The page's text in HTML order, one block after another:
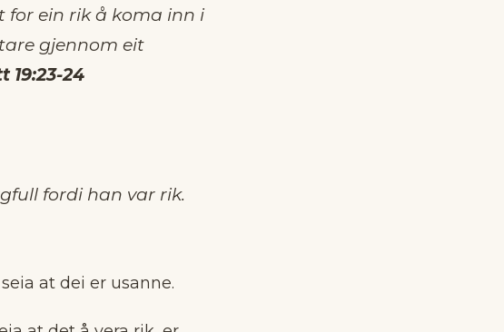
for ein rik å koma inn i
gjennom eit
19:23-24
fordi han var rik.
at dei er usanne.